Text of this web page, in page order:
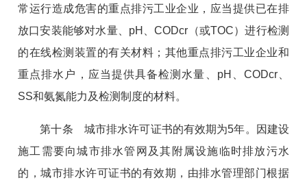
常运行造成危害的重点排污工业企业，应当提供已在排
放口安装能够对水量、pH、CODcr（或TOC）进行检测
的在线检测装置的有关材料；其他重点排污工业企业和
重点排水户，应当提供具备检测水量、pH、CODcr、
SS和氨氮能力及检测制度的材料。
第十条 城市排水许可证书的有效期为5年。因建设
施工需要向城市排水管网及其附属设施临时排放污水
的，城市排水许可证书的有效期，由排水管理部门根据